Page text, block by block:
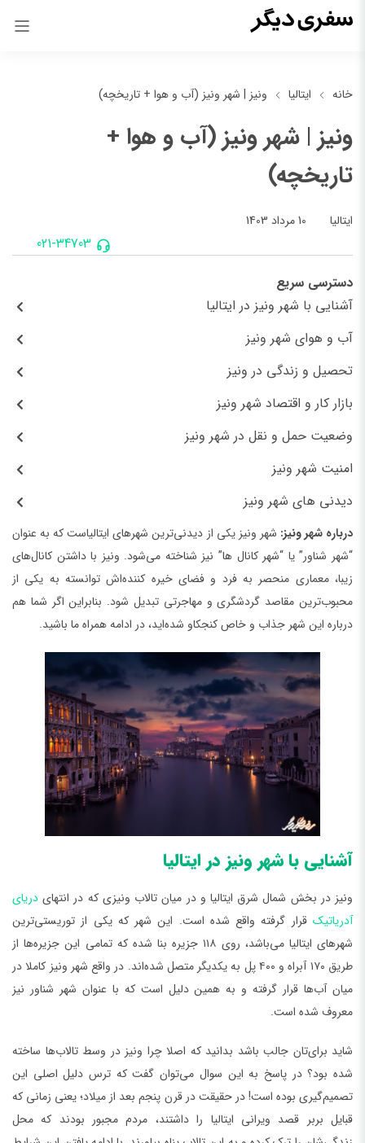
خانه ایتالیا ونیز | شهر ونیز (آب و هوا + تاریخچه)
ونیز | شهر ونیز (آب و هوا +
تاریخچه)
ایتالیا 10 مرداد 1403
021-34703
دسترسی سریع
آشنایی با شهر ونیز در ایتالیا
آب و هوای شهر ونیز
تحصیل و زندگی در ونیز
بازار کار و اقتصاد شهر ونیز
وضعیت حمل و نقل در شهر ونیز
امنیت شهر ونیز
دیدنی‌ های شهر ونیز
درباره شهر ونیز: شهر ونیز یکی از دیدنی‌ترین شهرهای ایتالیاست که به عنوان
“شهر شناور” یا “شهر کانال ها” نیز شناخته می‌شود. ونیز با داشتن کانال‌های
زیبا، معماری منحصر به فرد و فضای خیره کننده‌اش توانسته به یکی از
محبوب‌ترین مقاصد گردشگری و مهاجرتی تبدیل شود. بنابراین اگر شما هم
درباره این شهر جذاب و خاص کنجکاو شده‌اید، در ادامه همراه ما باشید.
آشنایی با شهر ونیز در ایتالیا
ونیز در بخش شمال شرق ایتالیا و در میان تالاب ونیزی که در انتهای دریای
آدریاتیک قرار گرفته واقع شده است. این شهر که یکی از توریستی‌ترین
شهرهای ایتالیا می‌باشد، روی ۱۱۸ جزیره بنا شده که تمامی این جزیره‌ها از
طریق ۱۷۰ آبراه و ۴۰۰ پل به یکدیگر متصل شده‌اند. در واقع شهر ونیز کاملا در
میان آب‌ها قرار گرفته و به همین دلیل است که با عنوان شهر شناور نیز
معروف شده است.
شاید برای‌تان جالب باشد بدانید که اصلا چرا ونیز در وسط تالاب‌ها ساخته
شده بود؟ در پاسخ به این سوال می‌توان گفت که ترس دلیل اصلی این
تصمیم‌گیری بوده است! در حقیقت در قرن پنجم بعد از میلاد؛ یعنی زمانی که
قبایل بربر قصد ویرانی ایتالیا را داشتند، مردم مجبور بودند که محل